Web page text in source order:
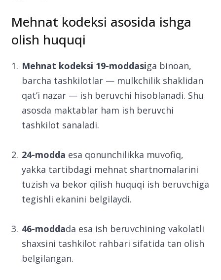
Mehnat kodeksi asosida ishga
olish huquqi
Mehnat kodeksi 19-moddasiga binoan,
barcha tashkilotlar — mulkchilik shaklidan
qat’i nazar — ish beruvchi hisoblanadi. Shu
asosda maktablar ham ish beruvchi
tashkilot sanaladi.
24-modda esa qonunchilikka muvofiq,
yakka tartibdagi mehnat shartnomalarini
tuzish va bekor qilish huquqi ish beruvchiga
tegishli ekanini belgilaydi.
46-moddada esa ish beruvchining vakolatli
shaxsini tashkilot rahbari sifatida tan olish
belgilangan.